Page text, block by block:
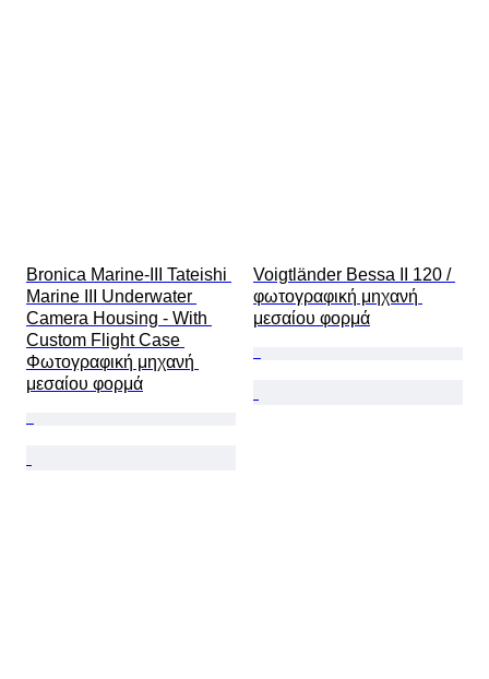
Bronica Marine-III Tateishi
Marine III Underwater
Camera Housing - With
Custom Flight Case
Φωτογραφική μηχανή
μεσαίου φορμά
Voigtländer Bessa II 120 /
φωτογραφική μηχανή
μεσαίου φορμά